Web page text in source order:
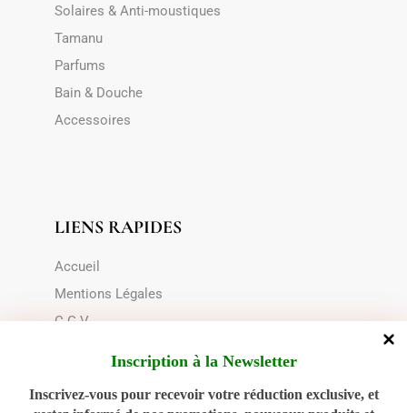
Inscription à la Newsletter
Inscrivez-vous pour recevoir votre réduction exclusive, et
Solaires & Anti-moustiques
Tamanu
Parfums
Bain & Douche
Accessoires
LIENS RAPIDES
Accueil
Mentions Légales
C.G.V
Choix du contenant
Politique de cookies (UE)